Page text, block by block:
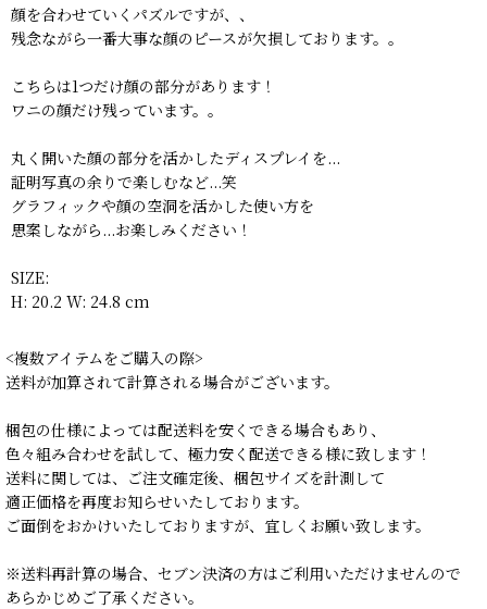
顔を合わせていくパズルですが、、
残念ながら一番大事な顔のピースが欠損しております。。
こちらは1つだけ顔の部分があります！
ワニの顔だけ残っています。。
丸く開いた顔の部分を活かしたディスプレイを...
証明写真の余りで楽しむなど...笑
グラフィックや顔の空洞を活かした使い方を
思案しながら...お楽しみください！
SIZE:
H: 20.2 W: 24.8 cm
<複数アイテムをご購入の際>
送料が加算されて計算される場合がございます。
梱包の仕様によっては配送料を安くできる場合もあり、
色々組み合わせを試して、極力安く配送できる様に致します！
送料に関しては、ご注文確定後、梱包サイズを計測して
適正価格を再度お知らせいたしております。
ご面倒をおかけいたしておりますが、宜しくお願い致します。
※送料再計算の場合、セブン決済の方はご利用いただけませんので
あらかじめご了承ください。